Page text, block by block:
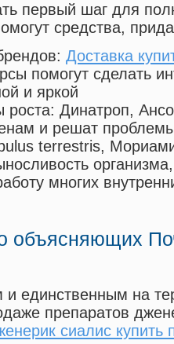
первый шаг для
средства,
Доставка
помогут сделать
и яркой
роста: Динатроп,
и решат
terrestris,
многих
объясняющих
единственным на
препаратов
сиалис купить